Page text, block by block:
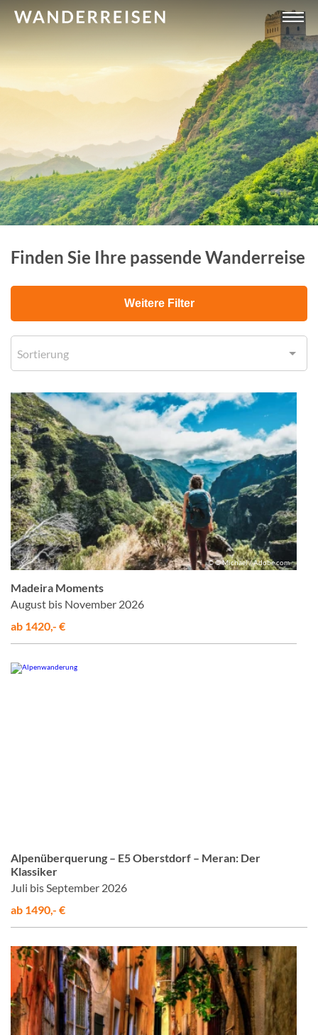
Finden Sie Ihre passende Wanderreise
Weitere Filter
Sortierung
© © Michael / Adobe.com
Madeira Moments
August bis November 2026
ab 1420,- €
Alpenüberquerung – E5 Oberstdorf – Meran: Der
Klassiker
Juli bis September 2026
ab 1490,- €